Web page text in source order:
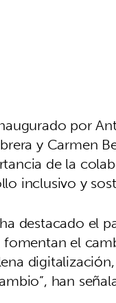
por
y Carmen
de la
inclusivo y
destacado el
el
han